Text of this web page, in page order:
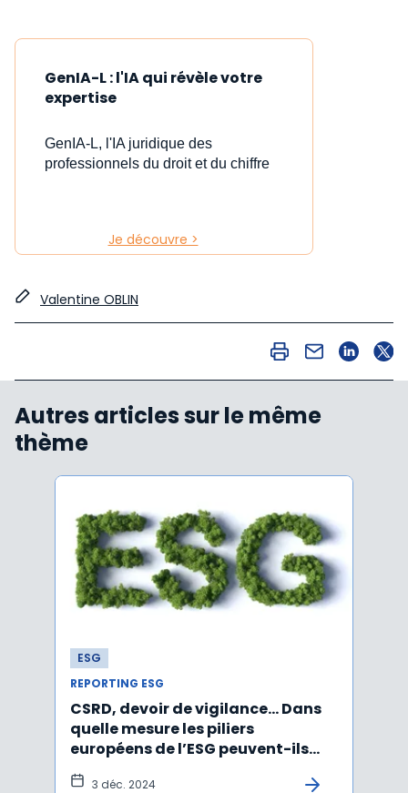
GenIA-L : l'IA qui révèle votre
expertise
GenIA-L, l'IA juridique des
professionnels du droit et du chiffre
Je découvre >
Valentine OBLIN
Autres articles sur le même
thème
ESG
REPORTING ESG
CSRD, devoir de vigilance… Dans
quelle mesure les piliers
européens de l’ESG peuvent-ils
être rabotés ?
3 déc. 2024